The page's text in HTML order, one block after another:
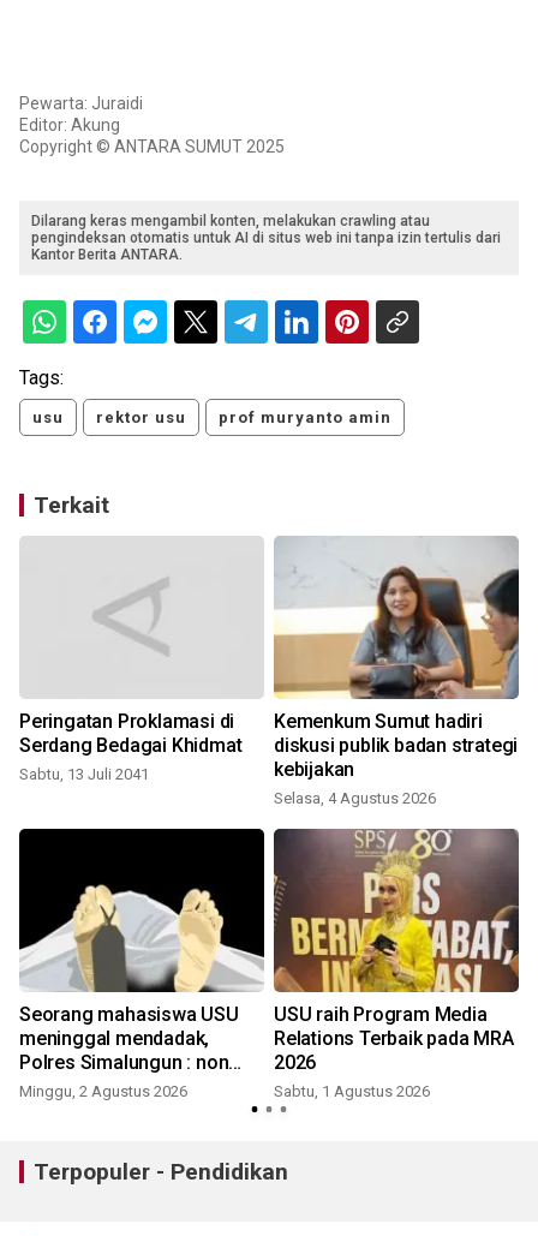
Pewarta: Juraidi
Editor: Akung
Copyright © ANTARA SUMUT 2025
Dilarang keras mengambil konten, melakukan crawling atau
pengindeksan otomatis untuk AI di situs web ini tanpa izin tertulis dari
Kantor Berita ANTARA.
Tags:
usu rektor usu prof muryanto amin
Terkait
Peringatan Proklamasi di
Serdang Bedagai Khidmat
Sabtu, 13 Juli 2041
Kemenkum Sumut hadiri
diskusi publik badan strategi
kebijakan
Selasa, 4 Agustus 2026
Seorang mahasiswa USU
meninggal mendadak,
Polres Simalungun : non
pidana
Minggu, 2 Agustus 2026
USU raih Program Media
Relations Terbaik pada MRA
2026
Sabtu, 1 Agustus 2026
Terpopuler - Pendidikan